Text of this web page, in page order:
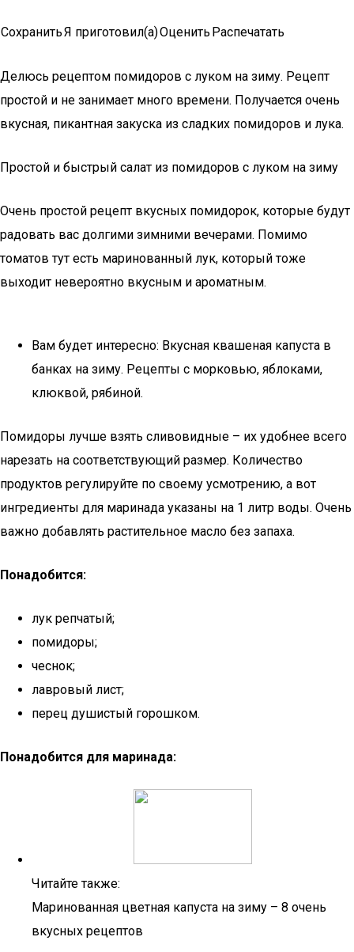
СохранитьЯ приготовил(а)Оценить Распечатать
Делюсь рецептом помидоров с луком на зиму. Рецепт
простой и не занимает много времени. Получается очень
вкусная, пикантная закуска из сладких помидоров и лука.
Простой и быстрый салат из помидоров с луком на зиму
Очень простой рецепт вкусных помидорок, которые будут
радовать вас долгими зимними вечерами. Помимо
томатов тут есть маринованный лук, который тоже
выходит невероятно вкусным и ароматным.
Вам будет интересно: Вкусная квашеная капуста в
банках на зиму. Рецепты с морковью, яблоками,
клюквой, рябиной.
Помидоры лучше взять сливовидные – их удобнее всего
нарезать на соответствующий размер. Количество
продуктов регулируйте по своему усмотрению, а вот
ингредиенты для маринада указаны на 1 литр воды. Очень
важно добавлять растительное масло без запаха.
Понадобится:
лук репчатый;
помидоры;
чеснок;
лавровый лист;
перец душистый горошком.
Понадобится для маринада:
Читайте также:
Маринованная цветная капуста на зиму – 8 очень
вкусных рецептов